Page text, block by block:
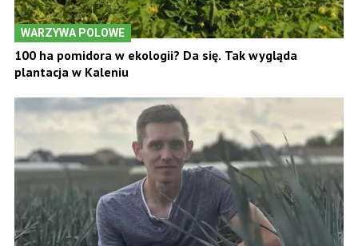
WARZYWA POLOWE
100 ha pomidora w ekologii? Da się. Tak wygląda
plantacja w Kaleniu